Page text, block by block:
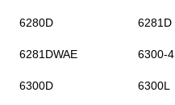
6280D 6281D
6281DWAE 6300-4
6300D 6300L